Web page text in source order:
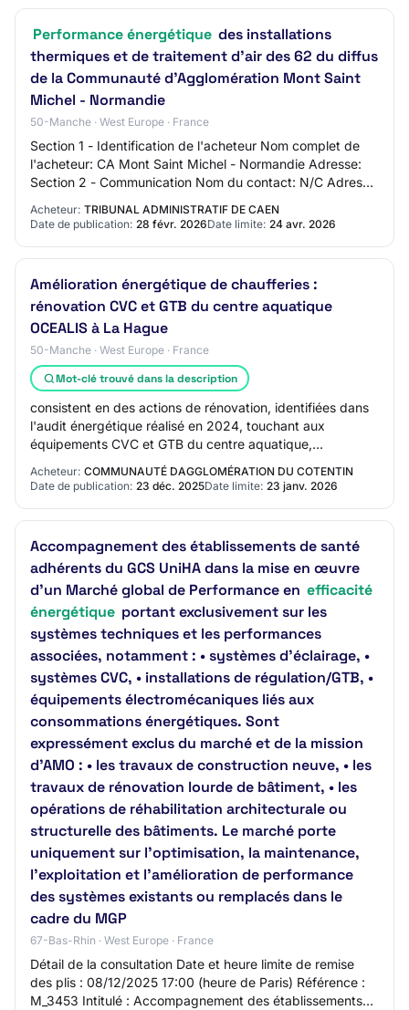
Performance énergétique des installations
thermiques et de traitement d'air des 62 du diffus
de la Communauté d'Agglomération Mont Saint
Michel - Normandie
50-Manche · West Europe · France
Section 1 - Identification de l'acheteur Nom complet de
l'acheteur: CA Mont Saint Michel - Normandie Adresse:
Section 2 - Communication Nom du contact: N/C Adresse
Acheteur: TRIBUNAL ADMINISTRATIF DE CAEN
Date de publication: 28 févr. 2026Date limite: 24 avr. 2026
Amélioration énergétique de chaufferies :
rénovation CVC et GTB du centre aquatique
OCEALIS à La Hague
50-Manche · West Europe · France
Mot-clé trouvé dans la description
consistent en des actions de rénovation, identifiées dans
l'audit énergétique réalisé en 2024, touchant aux
équipements CVC et GTB du centre aquatique,
comprenant la rénovation complète de la chauffe…
Acheteur: COMMUNAUTÉ DAGGLOMÉRATION DU COTENTIN
Date de publication: 23 déc. 2025Date limite: 23 janv. 2026
Accompagnement des établissements de santé
adhérents du GCS UniHA dans la mise en œuvre
d’un Marché global de Performance en efficacité
énergétique portant exclusivement sur les
systèmes techniques et les performances
associées, notamment : • systèmes d’éclairage, •
systèmes CVC, • installations de régulation/GTB, •
équipements électromécaniques liés aux
consommations énergétiques. Sont
expressément exclus du marché et de la mission
d’AMO : • les travaux de construction neuve, • les
travaux de rénovation lourde de bâtiment, • les
opérations de réhabilitation architecturale ou
structurelle des bâtiments. Le marché porte
uniquement sur l’optimisation, la maintenance,
l’exploitation et l’amélioration de performance
des systèmes existants ou remplacés dans le
cadre du MGP
67-Bas-Rhin · West Europe · France
Détail de la consultation Date et heure limite de remise
des plis : 08/12/2025 17:00 (heure de Paris) Référence :
M_3453 Intitulé : Accompagnement des établissements